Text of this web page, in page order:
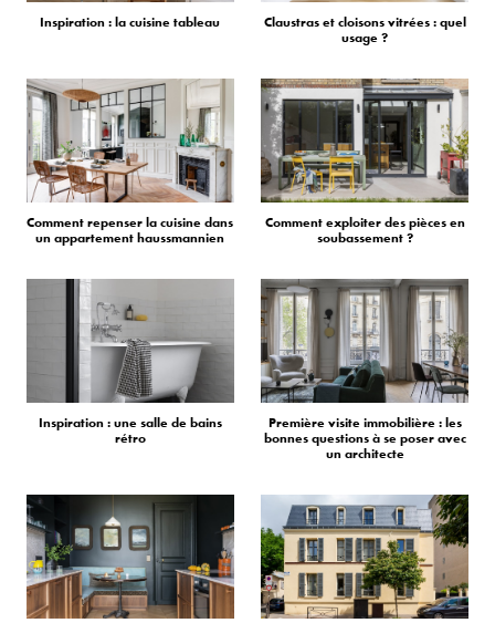
Inspiration : la cuisine tableau
Claustras et cloisons vitrées : quel
usage ?
Comment repenser la cuisine dans
un appartement haussmannien
Comment exploiter des pièces en
soubassement ?
Inspiration : une salle de bains
rétro
Première visite immobilière : les
bonnes questions à se poser avec
un architecte